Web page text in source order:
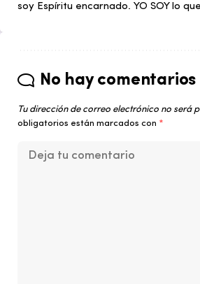
soy Espíritu encarnado. YO SOY lo
No hay comentarios
Tu dirección de correo electrónico no será
obligatorios están marcados con *